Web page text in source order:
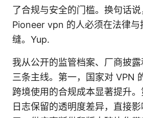
了合规与安全的门槛。换句话
Pioneer vpn 的人必须在法律与
缝。Yup.
我从公开的监管档案、厂商披露
三条主线。第一，国家对 VPN
跨境使用的合规成本显著提升
日志保留的透明度差异，直接